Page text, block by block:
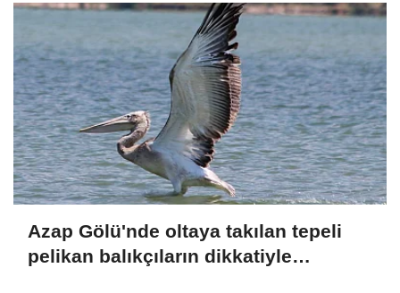
Azap Gölü'nde oltaya takılan tepeli
pelikan balıkçıların dikkatiyle